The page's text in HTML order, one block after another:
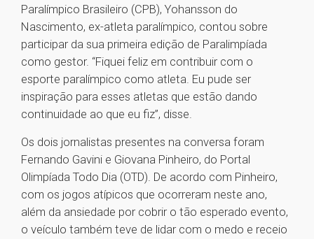
Paralímpico Brasileiro (CPB), Yohansson do
Nascimento, ex-atleta paralímpico, contou sobre
participar da sua primeira edição de Paralimpíada
como gestor. “Fiquei feliz em contribuir com o
esporte paralímpico como atleta. Eu pude ser
inspiração para esses atletas que estão dando
continuidade ao que eu fiz”, disse.
Os dois jornalistas presentes na conversa foram
Fernando Gavini e Giovana Pinheiro, do Portal
Olimpíada Todo Dia (OTD). De acordo com Pinheiro,
com os jogos atípicos que ocorreram neste ano,
além da ansiedade por cobrir o tão esperado evento,
o veículo também teve de lidar com o medo e receio